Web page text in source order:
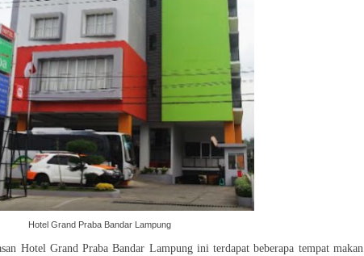
Hotel Grand Praba Bandar Lampung
Hotel Grand Praba Bandar Lampung ini terdapat beberapa tempat makan